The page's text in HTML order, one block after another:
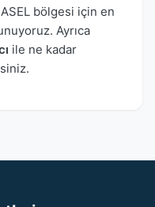
bölgesi için en
Ayrıca
ile ne kadar